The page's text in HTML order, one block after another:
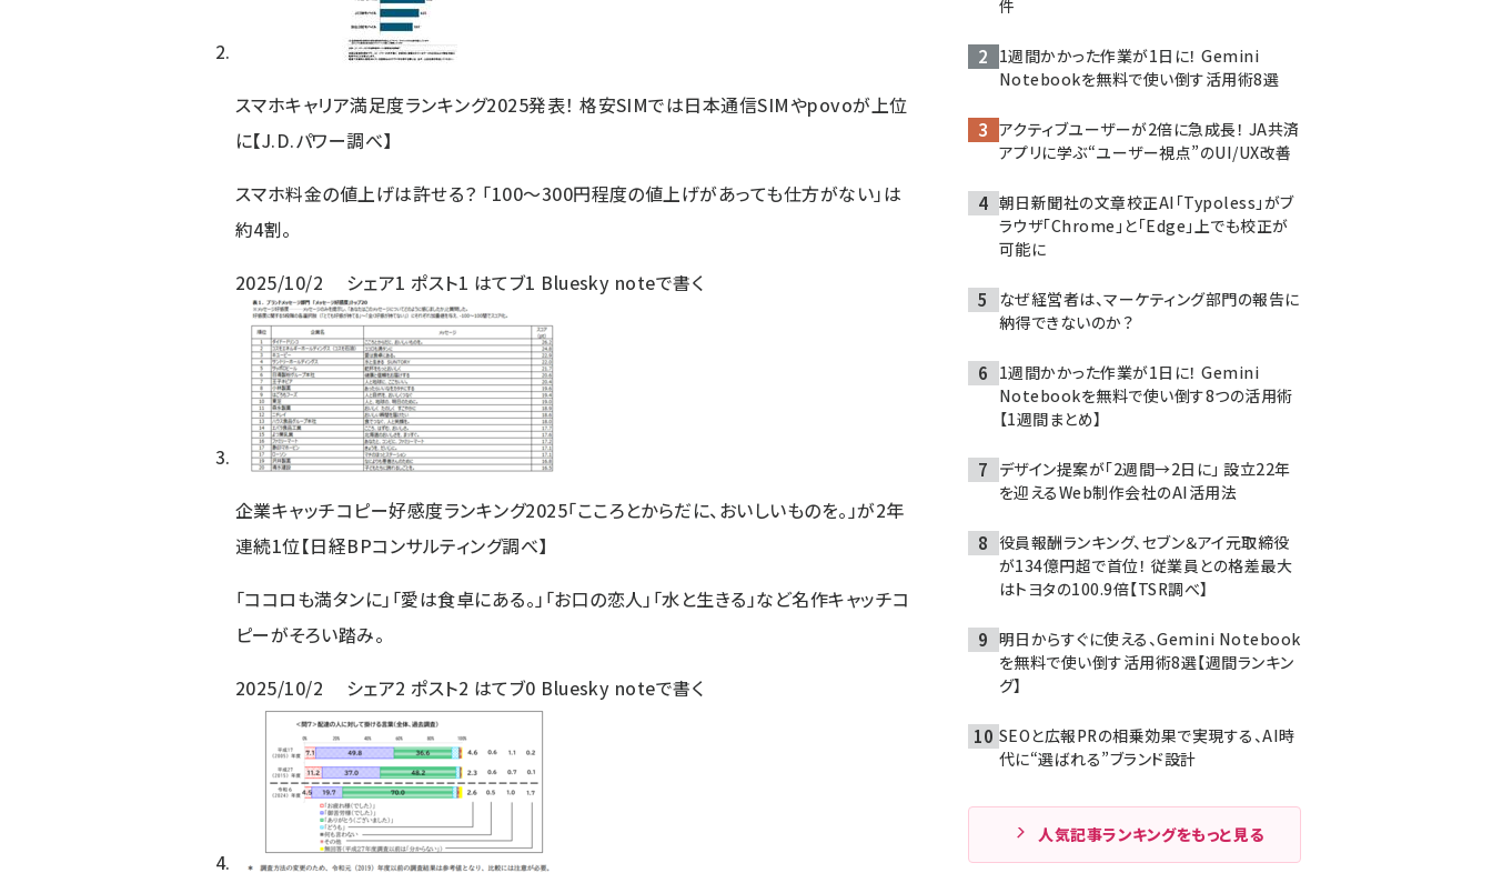
スマホキャリア満足度ランキング2025発表！ 格安SIMでは日本通信SIMやpovoが上位
に【J.D.パワー調べ】
スマホ料金の値上げは許せる？ 「100～300円程度の値上げがあっても仕方がない」は
約4割。
2025/10/2
シェア1 ポスト1 はてブ1 Bluesky noteで書く
企業キャッチコピー好感度ランキング2025「こころとからだに、おいしいものを。」が2年
連続1位【日経BPコンサルティング調べ】
「ココロも満タンに」「愛は食卓にある。」「お口の恋人」「水と生きる」など名作キャッチコ
ピーがそろい踏み。
2025/10/2
シェア2 ポスト2 はてブ0 Bluesky noteで書く
件
1週間かかった作業が1日に！ Gemini
Notebookを無料で使い倒す活用術8選
アクティブユーザーが2倍に急成長！ JA共済
アプリに学ぶ“ユーザー視点”のUI/UX改善
朝日新聞社の文章校正AI「Typoless」がブ
ラウザ「Chrome」と「Edge」上でも校正が
可能に
なぜ経営者は、マーケティング部門の報告に
納得できないのか？
1週間かかった作業が1日に！ Gemini
Notebookを無料で使い倒す8つの活用術
【1週間まとめ】
デザイン提案が「2週間→2日に」 設立22年
を迎えるWeb制作会社のAI活用法
役員報酬ランキング、セブン＆アイ元取締役
が134億円超で首位！ 従業員との格差最大
はトヨタの100.9倍【TSR調べ】
明日からすぐに使える、Gemini Notebook
を無料で使い倒す活用術8選【週間ランキン
グ】
SEOと広報PRの相乗効果で実現する、AI時
代に“選ばれる”ブランド設計
人気記事ランキングをもっと見る